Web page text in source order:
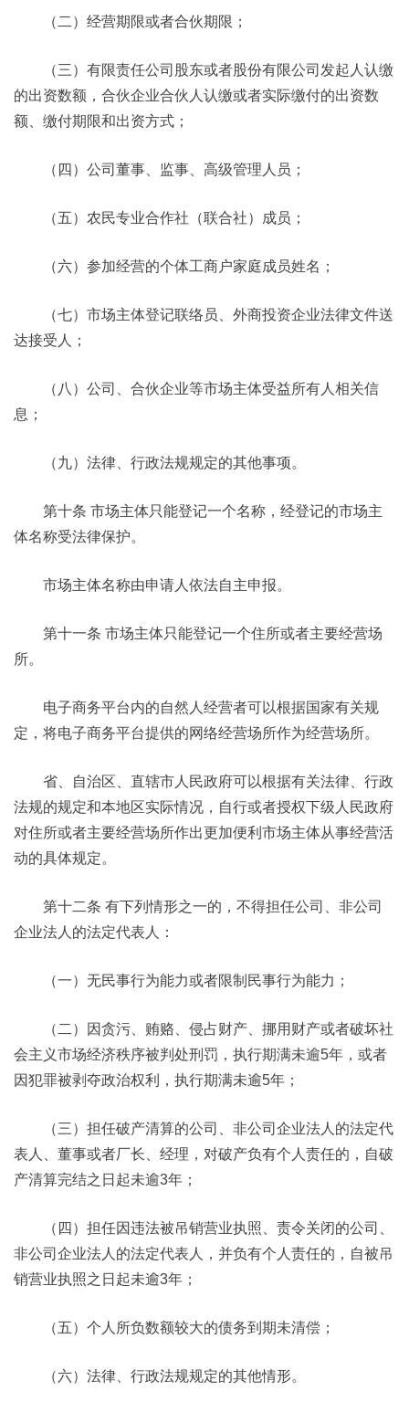
（二）经营期限或者合伙期限；
（三）有限责任公司股东或者股份有限公司发起人认缴
的出资数额，合伙企业合伙人认缴或者实际缴付的出资数
额、缴付期限和出资方式；
（四）公司董事、监事、高级管理人员；
（五）农民专业合作社（联合社）成员；
（六）参加经营的个体工商户家庭成员姓名；
（七）市场主体登记联络员、外商投资企业法律文件送
达接受人；
（八）公司、合伙企业等市场主体受益所有人相关信
息；
（九）法律、行政法规规定的其他事项。
第十条 市场主体只能登记一个名称，经登记的市场主
体名称受法律保护。
市场主体名称由申请人依法自主申报。
第十一条 市场主体只能登记一个住所或者主要经营场
所。
电子商务平台内的自然人经营者可以根据国家有关规
定，将电子商务平台提供的网络经营场所作为经营场所。
省、自治区、直辖市人民政府可以根据有关法律、行政
法规的规定和本地区实际情况，自行或者授权下级人民政府
对住所或者主要经营场所作出更加便利市场主体从事经营活
动的具体规定。
第十二条 有下列情形之一的，不得担任公司、非公司
企业法人的法定代表人：
（一）无民事行为能力或者限制民事行为能力；
（二）因贪污、贿赂、侵占财产、挪用财产或者破坏社
会主义市场经济秩序被判处刑罚，执行期满未逾5年，或者
因犯罪被剥夺政治权利，执行期满未逾5年；
（三）担任破产清算的公司、非公司企业法人的法定代
表人、董事或者厂长、经理，对破产负有个人责任的，自破
产清算完结之日起未逾3年；
（四）担任因违法被吊销营业执照、责令关闭的公司、
非公司企业法人的法定代表人，并负有个人责任的，自被吊
销营业执照之日起未逾3年；
（五）个人所负数额较大的债务到期未清偿；
（六）法律、行政法规规定的其他情形。